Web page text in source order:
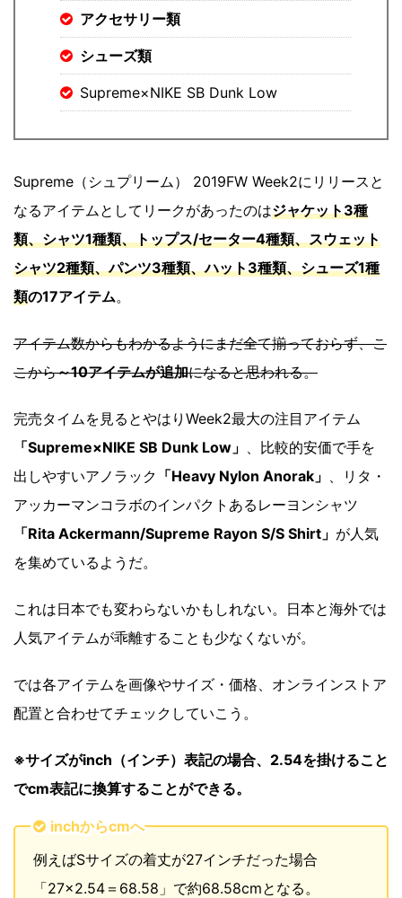
アクセサリー類
シューズ類
Supreme×NIKE SB Dunk Low
Supreme（シュプリーム） 2019FW Week2にリリースと
なるアイテムとしてリークがあったのはジャケット3種
類、シャツ1種類、トップス/セーター4種類、スウェット
シャツ2種類、パンツ3種類、ハット3種類、シューズ1種
類の17アイテム。
アイテム数からもわかるようにまだ全て揃っておらず、こ
こから～10アイテムが追加になると思われる。
完売タイムを見るとやはりWeek2最大の注目アイテム
「Supreme×NIKE SB Dunk Low」
、比較的安価で手を
出しやすいアノラック 「Heavy Nylon Anorak」
、リタ・
アッカーマンコラボのインパクトあるレーヨンシャツ
「Rita Ackermann/Supreme Rayon S/S Shirt」 が人気
を集めているようだ。
これは日本でも変わらないかもしれない。日本と海外では
人気アイテムが乖離することも少なくないが。
では各アイテムを画像やサイズ・価格、オンラインストア
配置と合わせてチェックしていこう。
※サイズがinch（インチ）表記の場合、2.54を掛けること
でcm表記に換算することができる。
inchからcmへ
例えばSサイズの着丈が27インチだった場合
「27×2.54＝68.58」で約68.58cmとなる。